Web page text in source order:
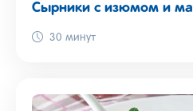
Сырники с изюмом и
30 минут